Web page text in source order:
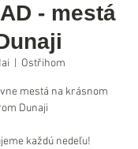
- mestá
Ostřihom
mestá na krásnom
Dunaji
každú nedeľu!